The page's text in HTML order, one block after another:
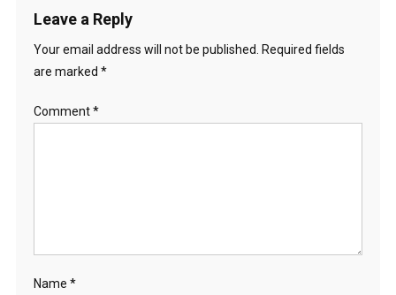
Leave a Reply
Your email address will not be published. Required fields
are marked *
Comment*
Name *